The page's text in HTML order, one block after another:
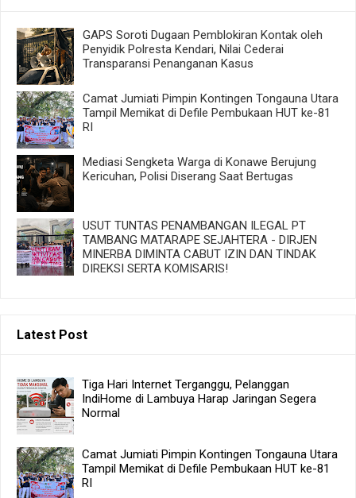
GAPS Soroti Dugaan Pemblokiran Kontak oleh
Penyidik Polresta Kendari, Nilai Cederai
Transparansi Penanganan Kasus
Camat Jumiati Pimpin Kontingen Tongauna Utara
Tampil Memikat di Defile Pembukaan HUT ke-81
RI
Mediasi Sengketa Warga di Konawe Berujung
Kericuhan, Polisi Diserang Saat Bertugas
USUT TUNTAS PENAMBANGAN ILEGAL PT
TAMBANG MATARAPE SEJAHTERA - DIRJEN
MINERBA DIMINTA CABUT IZIN DAN TINDAK
DIREKSI SERTA KOMISARIS!
Latest Post
Tiga Hari Internet Terganggu, Pelanggan
IndiHome di Lambuya Harap Jaringan Segera
Normal
Camat Jumiati Pimpin Kontingen Tongauna Utara
Tampil Memikat di Defile Pembukaan HUT ke-81
RI